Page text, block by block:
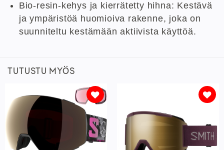
Bio-resin-kehys ja kierrätetty hihna: Kestävä
ja ympäristöä huomioiva rakenne, joka on
suunniteltu kestämään aktiivista käyttöä.
TUTUSTU MYÖS
Lisää
toivelistaan
toivelistaan